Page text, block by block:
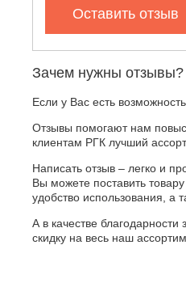
Оставить отзыв
Зачем нужны отзывы?
Если у Вас есть
Отзывы помогают нам
клиентам РГК лучший
Написать отзыв – легко и
Вы можете поставить
удобство использования, а
А в качестве
скидку на весь наш